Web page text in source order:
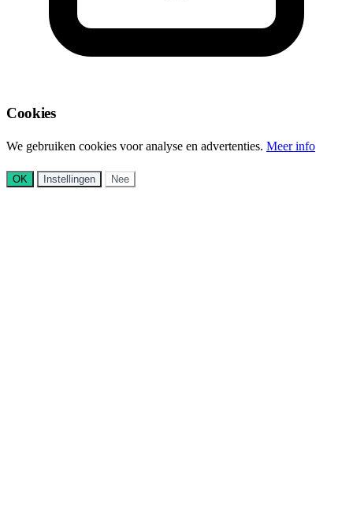
Cookies
We gebruiken cookies voor analyse en advertenties. Meer info
OK Instellingen Nee